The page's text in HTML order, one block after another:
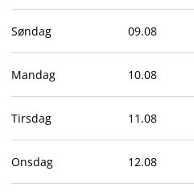
Søndag 09.08
Mandag 10.08
Tirsdag 11 .08
Onsdag 12.08